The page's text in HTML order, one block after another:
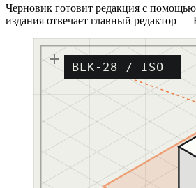
Черновик готовит редакция с
издания отвечает главный редактор —
BLK-28 / ISO